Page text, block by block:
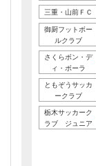
三重・山前ＦＣ
御厨フットボー
ルクラブ
さくらボン・デ
ィ・ボーラ
ともぞうサッカ
ークラブ
栃木サッカーク
ラブ ジュニア